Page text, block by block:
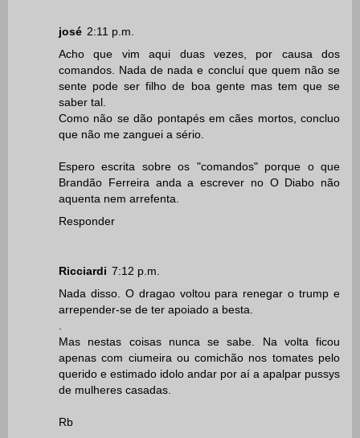
josé 2:11 p.m.
Acho que vim aqui duas vezes, por causa dos
comandos. Nada de nada e concluí que quem não se
sente pode ser filho de boa gente mas tem que se
saber tal.
Como não se dão pontapés em cães mortos, concluo
que não me zanguei a sério.
Espero escrita sobre os "comandos" porque o que
Brandão Ferreira anda a escrever no O Diabo não
aquenta nem arrefenta.
Responder
Ricciardi 7:12 p.m.
Nada disso. O dragao voltou para renegar o trump e
arrepender-se de ter apoiado a besta.
Mas nestas coisas nunca se sabe. Na volta ficou
apenas com ciumeira ou comichão nos tomates pelo
querido e estimado idolo andar por aí a apalpar pussys
de mulheres casadas.
Rb